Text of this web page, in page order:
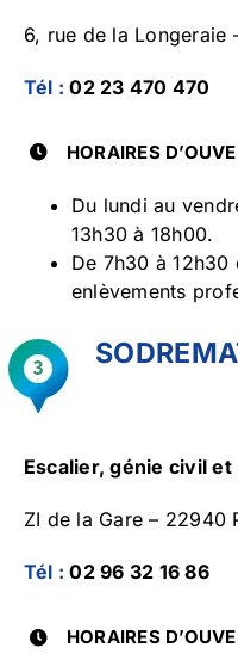
6, rue de la Longeraie
Tél :02 23 470 470
HORAIRES
Du lundi au
13h30 à 18h00.
De 7h30 à 12h30
enlèvements
Escalier, génie civil
ZI de la Gare – 22940
Tél :02 96 32 16 86
HORAIRES